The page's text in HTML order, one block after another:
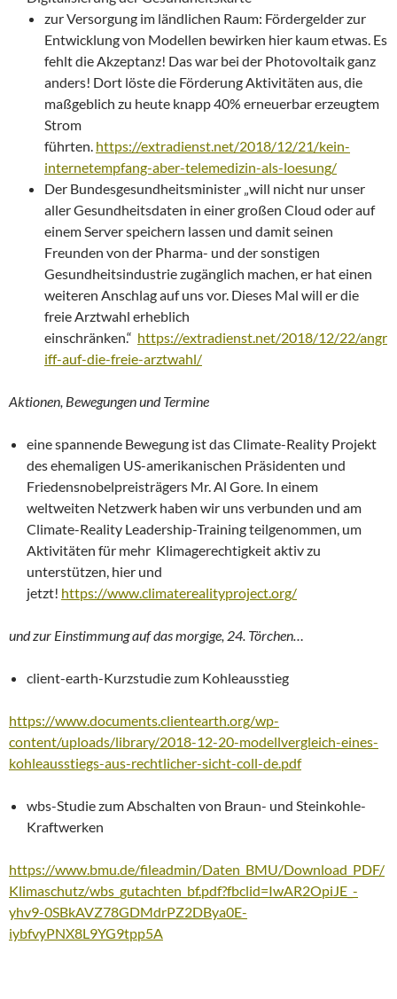
zur Versorgung im ländlichen Raum: Fördergelder zur
Entwicklung von Modellen bewirken hier kaum etwas. Es
fehlt die Akzeptanz! Das war bei der Photovoltaik ganz
anders! Dort löste die Förderung Aktivitäten aus, die
maßgeblich zu heute knapp 40% erneuerbar erzeugtem
Strom
führten. https://extradienst.net/2018/12/21/kein-
internetempfang-aber-telemedizin-als-loesung/
Der Bundesgesundheitsminister „will nicht nur unser
aller Gesundheitsdaten in einer großen Cloud oder auf
einem Server speichern lassen und damit seinen
Freunden von der Pharma- und der sonstigen
Gesundheitsindustrie zugänglich machen, er hat einen
weiteren Anschlag auf uns vor. Dieses Mal will er die
freie Arztwahl erheblich
einschränken.“ https://extradienst.net/2018/12/22/angr
iff-auf-die-freie-arztwahl/
Aktionen, Bewegungen und Termine
eine spannende Bewegung ist das Climate-Reality Projekt
des ehemaligen US-amerikanischen Präsidenten und
Friedensnobelpreisträgers Mr. Al Gore. In einem
weltweiten Netzwerk haben wir uns verbunden und am
Climate-Reality Leadership-Training teilgenommen, um
Aktivitäten für mehr Klimagerechtigkeit aktiv zu
unterstützen, hier und
jetzt! https://www.climaterealityproject.org/
und zur Einstimmung auf das morgige, 24. Törchen…
client-earth-Kurzstudie zum Kohleausstieg
https://www.documents.clientearth.org/wp-
content/uploads/library/2018-12-20-modellvergleich-eines-
kohleausstiegs-aus-rechtlicher-sicht-coll-de.pdf
wbs-Studie zum Abschalten von Braun- und Steinkohle-
Kraftwerken
https://www.bmu.de/fileadmin/Daten_BMU/Download_PDF/
Klimaschutz/wbs_gutachten_bf.pdf?fbclid=IwAR2OpiJE_-
yhv9-0SBkAVZ78GDMdrPZ2DBya0E-
iybfvyPNX8L9YG9tpp5A